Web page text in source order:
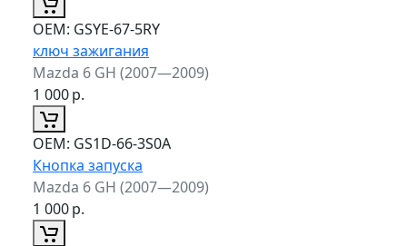
ОЕМ: GSYE-67-5RY
ключ зажигания
Mazda 6 GH (2007—2009)
1 000р.
ОЕМ: GS1D-66-3S0A
Кнопка запуска
Mazda 6 GH (2007—2009)
1 000р.